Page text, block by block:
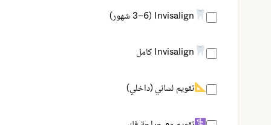
Invisalign (3–6 شهور)
Invisalign كامل
تقويم لساني (داخلي)